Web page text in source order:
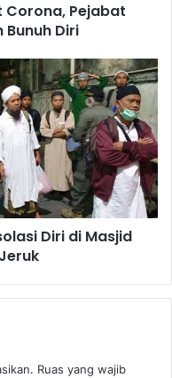
Corona, Pejabat
Diri
Diri di Masjid
Ruas yang wajib